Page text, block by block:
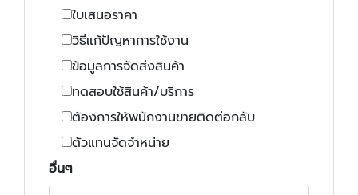
ใบเสนอราคา
วิธีแก้ปัญหาการใช้งาน
ข้อมูลการจัดส่งสินค้า
ทดสอบใช้สินค้า/บริการ
ต้องการให้พนักงานขายติดต่อกลับ
ตัวแทนจัดจำหน่าย
อื่นๆ